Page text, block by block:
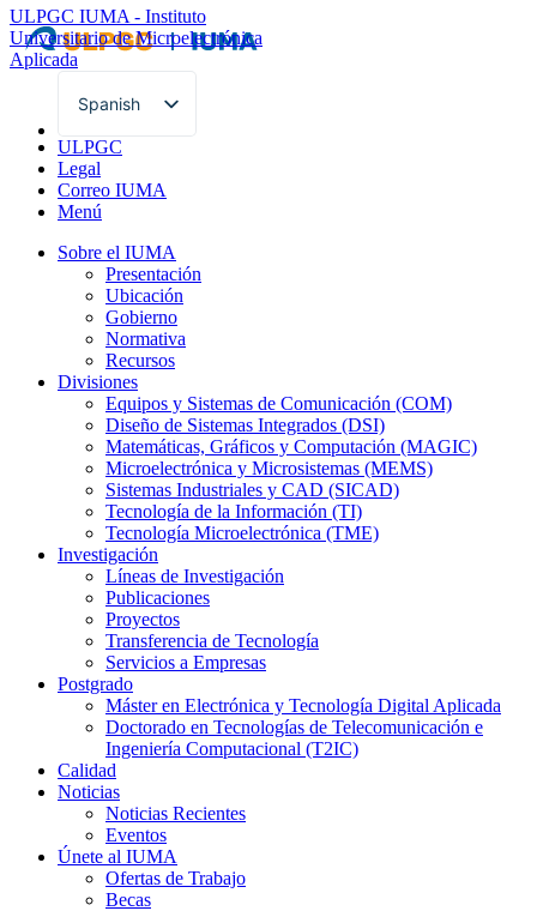
ULPGC IUMA - Instituto
Universitario de Microelectrónica
Aplicada
Spanish
English
ULPGC
Legal
Correo IUMA
Menú
Sobre el IUMA
Presentación
Ubicación
Gobierno
Normativa
Recursos
Divisiones
Equipos y Sistemas de Comunicación (COM)
Diseño de Sistemas Integrados (DSI)
Matemáticas, Gráficos y Computación (MAGIC)
Microelectrónica y Microsistemas (MEMS)
Sistemas Industriales y CAD (SICAD)
Tecnología de la Información (TI)
Tecnología Microelectrónica (TME)
Investigación
Líneas de Investigación
Publicaciones
Proyectos
Transferencia de Tecnología
Servicios a Empresas
Postgrado
Máster en Electrónica y Tecnología Digital Aplicada
Doctorado en Tecnologías de Telecomunicación e
Ingeniería Computacional (T2IC)
Calidad
Noticias
Noticias Recientes
Eventos
Únete al IUMA
Ofertas de Trabajo
Becas